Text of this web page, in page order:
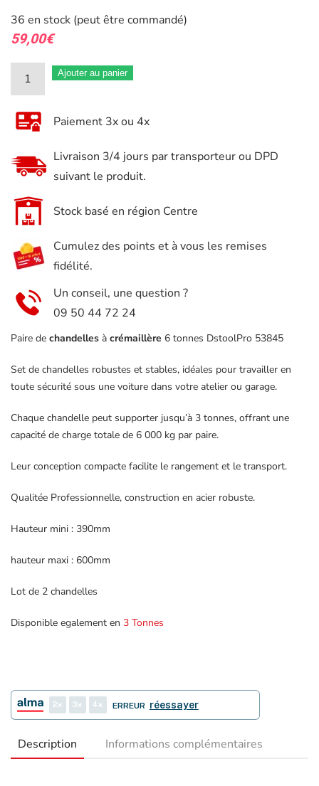
36 en stock (peut être commandé)
59,00€
quantité
de
Paire
de
chandelles
DsToolPro
53845
Ajouter au panier
Paiement 3x ou 4x
Livraison 3/4 jours par transporteur ou DPD
suivant le produit.
Stock basé en région Centre
Cumulez des points et à vous les remises
fidélité.
Un conseil, une question ?
09 50 44 72 24
Paire de chandelles à crémaillère 6 tonnes DstoolPro 53845
Set de chandelles robustes et stables, idéales pour travailler en
toute sécurité sous une voiture dans votre atelier ou garage.
Chaque chandelle peut supporter jusqu’à 3 tonnes, offrant une
capacité de charge totale de 6 000 kg par paire.
Leur conception compacte facilite le rangement et le transport.
Qualitée Professionnelle, construction en acier robuste.
Hauteur mini : 390mm
hauteur maxi : 600mm
Lot de 2 chandelles
Disponible egalement en 3 Tonnes
2 3 4 ERREUR réessayer
Description Informations complémentaires